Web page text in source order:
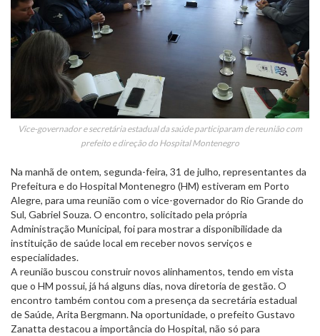
Vice-governador e secretária estadual da saúde participaram de reunião com
prefeito e direção do Hospital Montenegro
Na manhã de ontem, segunda-feira, 31 de julho, representantes da
Prefeitura e do Hospital Montenegro (HM) estiveram em Porto
Alegre, para uma reunião com o vice-governador do Rio Grande do
Sul, Gabriel Souza. O encontro, solicitado pela própria
Administração Municipal, foi para mostrar a disponibilidade da
instituição de saúde local em receber novos serviços e
especialidades.
A reunião buscou construir novos alinhamentos, tendo em vista
que o HM possui, já há alguns dias, nova diretoria de gestão. O
encontro também contou com a presença da secretária estadual
de Saúde, Arita Bergmann. Na oportunidade, o prefeito Gustavo
Zanatta destacou a importância do Hospital, não só para